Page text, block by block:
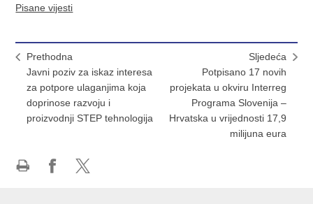
Pisane vijesti
Prethodna
Javni poziv za iskaz interesa
za potpore ulaganjima koja
doprinose razvoju i
proizvodnji STEP tehnologija
Sljedeća
Potpisano 17 novih
projekata u okviru Interreg
Programa Slovenija –
Hrvatska u vrijednosti 17,9
milijuna eura